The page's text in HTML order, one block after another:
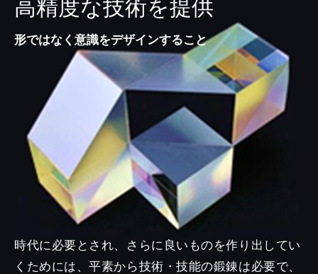
高精度な技術を提供
形ではなく意識をデザインすること
時代に必要とされ、さらに良いものを作り出してい
くためには、平素から技術・技能の鍛錬は必要で、